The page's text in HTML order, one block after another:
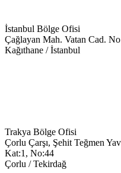
İstanbul Bölge Ofisi
Çağlayan Mah. Vatan Cad.
Kağıthane / İstanbul
Trakya Bölge Ofisi
Çorlu Çarşı, Şehit Teğmen
Kat:1, No:44
Çorlu / Tekirdağ